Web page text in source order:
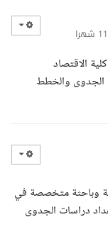
الاقتصاد
الجدوى والخطط
وباحثة متخصصة في
دراسات الجدوى